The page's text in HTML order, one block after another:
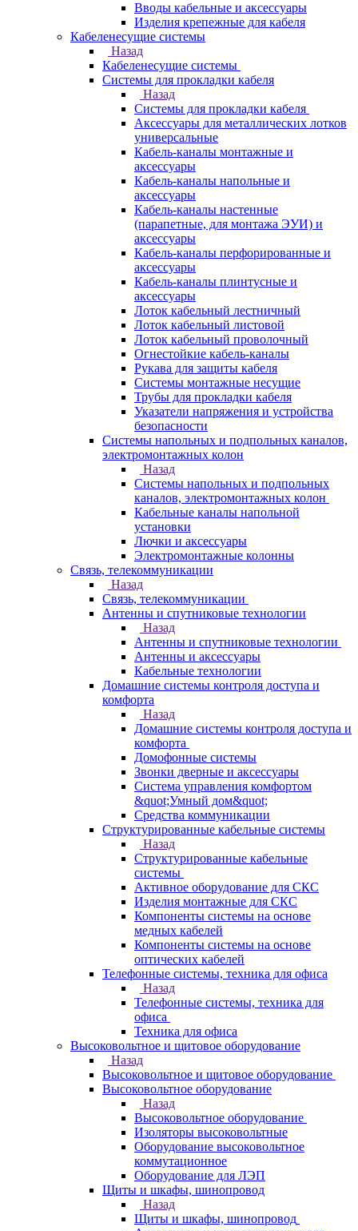
Вводы кабельные и аксессуары
Изделия крепежные для кабеля
Кабеленесущие системы
Назад
Кабеленесущие системы
Системы для прокладки кабеля
Назад
Системы для прокладки кабеля
Аксессуары для металлических лотков
универсальные
Кабель-каналы монтажные и
аксессуары
Кабель-каналы напольные и
аксессуары
Кабель-каналы настенные
(парапетные, для монтажа ЭУИ) и
аксессуары
Кабель-каналы перфорированные и
аксессуары
Кабель-каналы плинтусные и
аксессуары
Лоток кабельный лестничный
Лоток кабельный листовой
Лоток кабельный проволочный
Огнестойкие кабель-каналы
Рукава для защиты кабеля
Системы монтажные несущие
Трубы для прокладки кабеля
Указатели напряжения и устройства
безопасности
Системы напольных и подпольных каналов,
электромонтажных колон
Назад
Системы напольных и подпольных
каналов, электромонтажных колон
Кабельные каналы напольной
установки
Лючки и аксессуары
Электромонтажные колонны
Связь, телекоммуникации
Назад
Связь, телекоммуникации
Антенны и спутниковые технологии
Назад
Антенны и спутниковые технологии
Антенны и аксессуары
Кабельные технологии
Домашние системы контроля доступа и
комфорта
Назад
Домашние системы контроля доступа и
комфорта
Домофонные системы
Звонки дверные и аксессуары
Система управления комфортом
&quot;Умный дом&quot;
Средства коммуникации
Структурированные кабельные системы
Назад
Структурированные кабельные
системы
Активное оборудование для СКС
Изделия монтажные для СКС
Компоненты системы на основе
медных кабелей
Компоненты системы на основе
оптических кабелей
Телефонные системы, техника для офиса
Назад
Телефонные системы, техника для
офиса
Техника для офиса
Высоковольтное и щитовое оборудование
Назад
Высоковольтное и щитовое оборудование
Высоковольтное оборудование
Назад
Высоковольтное оборудование
Изоляторы высоковольтные
Оборудование высоковольтное
коммутационное
Оборудование для ЛЭП
Щиты и шкафы, шинопровод
Назад
Щиты и шкафы, шинопровод